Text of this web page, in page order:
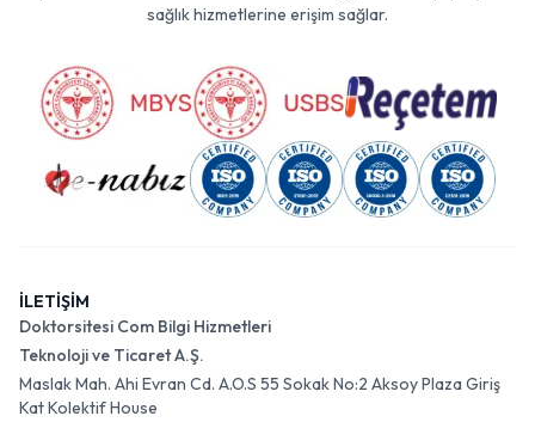
sağlık hizmetlerine erişim sağlar.
İLETİŞİM
Doktorsitesi Com Bilgi Hizmetleri
Teknoloji ve Ticaret A.Ş.
Maslak Mah. Ahi Evran Cd. A.O.S 55 Sokak No:2 Aksoy Plaza Giriş
Kat Kolektif House